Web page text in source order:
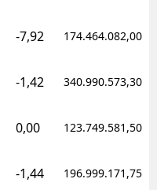
-7,92 174.464.082,00
-1,42 340.990.573,30
0,00 123.749.581,50
-1,44 196.999.171,75